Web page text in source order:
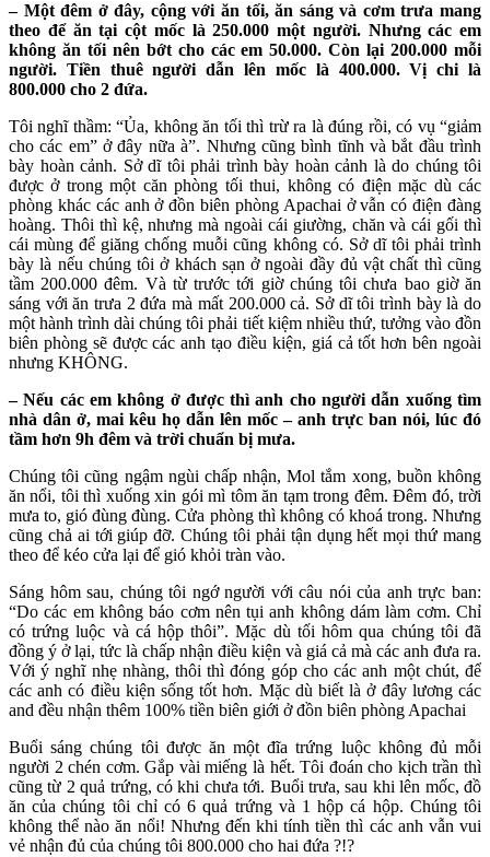
– Một đêm ở đây, cộng với ăn tối, ăn sáng và cơm trưa mang
theo để ăn tại cột mốc là 250.000 một người. Nhưng các em
không ăn tối nên bớt cho các em 50.000. Còn lại 200.000 mỗi
người. Tiền thuê người dẫn lên mốc là 400.000. Vị chi là
800.000 cho 2 đứa.
Tôi nghĩ thầm: “Ủa, không ăn tối thì trừ ra là đúng rồi, có vụ “giảm
cho các em” ở đây nữa à”. Nhưng cũng bình tĩnh và bắt đầu trình
bày hoàn cảnh. Sở dĩ tôi phải trình bày hoàn cảnh là do chúng tôi
được ở trong một căn phòng tối thui, không có điện mặc dù các
phòng khác các anh ở đồn biên phòng Apachai ở vẫn có điện đàng
hoàng. Thôi thì kệ, nhưng mà ngoài cái giường, chăn và cái gối thì
cái mùng để giăng chống muỗi cũng không có. Sở dĩ tôi phải trình
bày là nếu chúng tôi ở khách sạn ở ngoài đầy đủ vật chất thì cũng
tầm 200.000 đêm. Và từ trước tới giờ chúng tôi chưa bao giờ ăn
sáng với ăn trưa 2 đứa mà mất 200.000 cả. Sở dĩ tôi trình bày là do
một hành trình dài chúng tôi phải tiết kiệm nhiều thứ, tưởng vào đồn
biên phòng sẽ được các anh tạo điều kiện, giá cả tốt hơn bên ngoài
nhưng KHÔNG.
– Nếu các em không ở được thì anh cho người dẫn xuống tìm
nhà dân ở, mai kêu họ dẫn lên mốc – anh trực ban nói, lúc đó
tầm hơn 9h đêm và trời chuẩn bị mưa.
Chúng tôi cũng ngậm ngùi chấp nhận, Mol tắm xong, buồn không
ăn nổi, tôi thì xuống xin gói mì tôm ăn tạm trong đêm. Đêm đó, trời
mưa to, gió đùng đùng. Cửa phòng thì không có khoá trong. Nhưng
cũng chả ai tới giúp đỡ. Chúng tôi phải tận dụng hết mọi thứ mang
theo để kéo cửa lại để gió khỏi tràn vào.
Sáng hôm sau, chúng tôi ngớ người với câu nói của anh trực ban:
“Do các em không báo cơm nên tụi anh không dám làm cơm. Chỉ
có trứng luộc và cá hộp thôi”. Mặc dù tối hôm qua chúng tôi đã
đồng ý ở lại, tức là chấp nhận điều kiện và giá cả mà các anh đưa ra.
Với ý nghĩ nhẹ nhàng, thôi thì đóng góp cho các anh một chút, để
các anh có điều kiện sống tốt hơn. Mặc dù biết là ở đây lương các
and đều nhận thêm 100% tiền biên giới ở đồn biên phòng Apachai
Buổi sáng chúng tôi được ăn một đĩa trứng luộc không đủ mỗi
người 2 chén cơm. Gắp vài miếng là hết. Tôi đoán cho kịch trần thì
cũng từ 2 quả trứng, có khi chưa tới. Buổi trưa, sau khi lên mốc, đồ
ăn của chúng tôi chỉ có 6 quả trứng và 1 hộp cá hộp. Chúng tôi
không thể nào ăn nổi! Nhưng đến khi tính tiền thì các anh vẫn vui
vẻ nhận đủ của chúng tôi 800.000 cho hai đứa ?!?